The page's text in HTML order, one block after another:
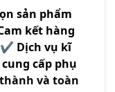
sản phẩm
kết hàng
✔️ Dịch vụ kĩ
cấp phụ
và toàn